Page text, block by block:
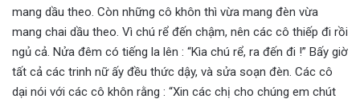
mang dầu theo. Còn những cô khôn thì vừa mang đèn vừa
mang chai dầu theo. Vì chú rể đến chậm, nên các cô thiếp đi rồi
ngủ cả. Nửa đêm có tiếng la lên : “Kìa chú rể, ra đến đi !” Bấy giờ
tất cả các trinh nữ ấy đều thức dậy, và sửa soạn đèn. Các cô
dại nói với các cô khôn rằng : “Xin các chị cho chúng em chút